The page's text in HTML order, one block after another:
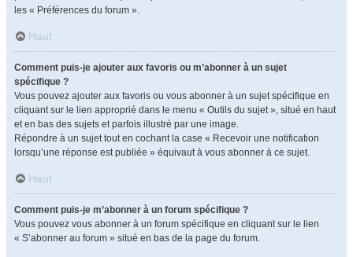
les « Préférences du forum ».
Haut
Comment puis-je ajouter aux favoris ou m’abonner à un sujet
spécifique ?
Vous pouvez ajouter aux favoris ou vous abonner à un sujet spécifique en
cliquant sur le lien approprié dans le menu « Outils du sujet », situé en haut
et en bas des sujets et parfois illustré par une image.
Répondre à un sujet tout en cochant la case « Recevoir une notification
lorsqu’une réponse est publiée » équivaut à vous abonner à ce sujet.
Haut
Comment puis-je m’abonner à un forum spécifique ?
Vous pouvez vous abonner à un forum spécifique en cliquant sur le lien
« S’abonner au forum » situé en bas de la page du forum.